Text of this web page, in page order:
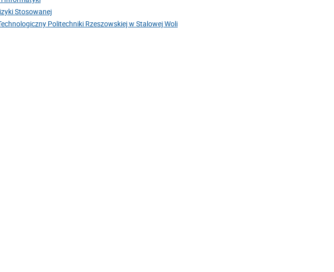
Stosowanej
Politechniki Rzeszowskiej w Stalowej Woli